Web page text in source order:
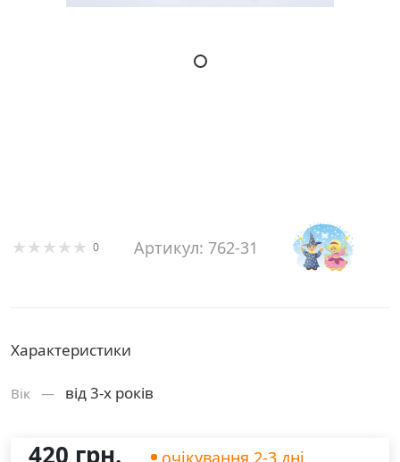
0 Артикул: 762-31
Характеристики
Вік — від 3-х років
420 грн. очікування 2-3 дні